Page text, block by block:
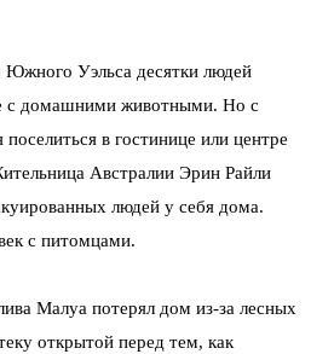
Южного Уэльса десятки людей
с домашними животными. Но с
в гостинице или центре
Австралии Эрин Райли
людей у себя дома.
с питомцами.
Малуа потерял дом из-за лесных
открытой перед тем, как